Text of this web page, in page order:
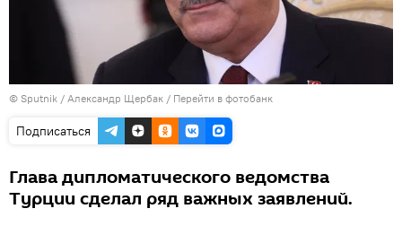
© Sputnik / Александр Щербак / Перейти в фотобанк
Подписаться
Глава дипломатического ведомства
Турции сделал ряд важных заявлений.